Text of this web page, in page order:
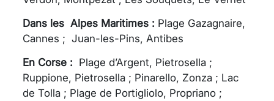
Dans les Alpes Maritimes : Plage Gazagnaire,
Cannes ; Juan-les-Pins, Antibes
En Corse : Plage d’Argent, Pietrosella ;
Ruppione, Pietrosella ; Pinarello, Zonza ; Lac
de Tolla ; Plage de Portigliolo, Propriano ;